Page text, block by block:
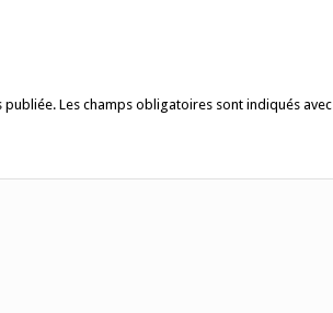
publiée. Les champs obligatoires sont indiqués avec